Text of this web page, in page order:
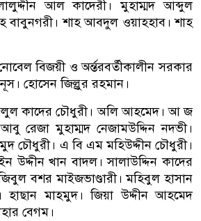
আল কাদেরী। মুহাম্মদ আব্দুল
বাবুনগরী। শাহ আবদুল ওয়াহহাব। শাহ
বিজয়ী ও অর্ন্তরবর্তীকালীন সরকার
হোসেন জিল্লুর রহমান।
কাদের চৌধুরী। অলি আহমেদ। আ জ
রেজা মুহাম্মদ নেজামউদ্দিন নদভী।
চৌধুরী। এ বি এম মহিউদ্দীন চৌধুরী।
উদ্দীন খান বাদল। সালাউদ্দিন কাদের
বশর মাইজভাণ্ডারী। মহিবুল হাসান
মাহমুদ। জিয়া উদ্দীন আহমেদ
বেগম।